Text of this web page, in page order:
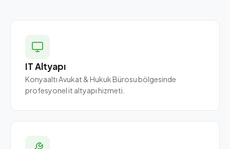
IT Altyapı
Konyaaltı Avukat & Hukuk Bürosu bölgesinde
profesyonel it altyapı hizmeti.